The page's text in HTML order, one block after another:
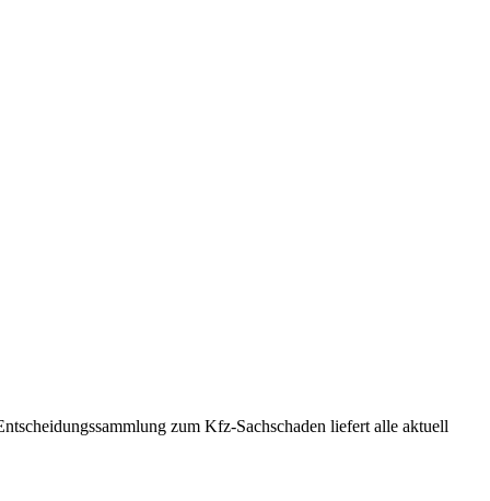
zum Kfz-Sachschaden liefert alle aktuell